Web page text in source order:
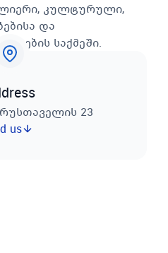
კულტურული,
და
საქმეში.
23
us